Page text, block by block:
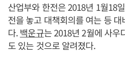
산업부와 한전은 2018년 1월18
전을 놓고 대책회의를 여는 등
다.백운규는 2018년 2월에 사우
도 있는 것으로 알려졌다.